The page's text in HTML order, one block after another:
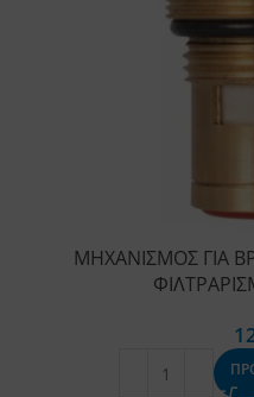
ΜΗΧΑΝΙΣΜΟΣ ΓΙΑ